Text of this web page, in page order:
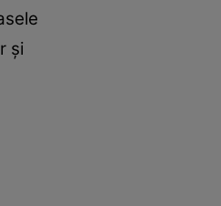
şi